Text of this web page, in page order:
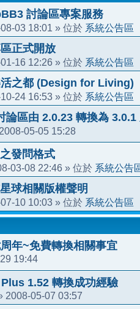
討論區專案服務
03 18:01 » 位於 系統公告區
正式開放
16 12:26 » 位於 系統公告區
之都 (Design for Living)
24 16:53 » 位於 系統公告區
區由 2.0.23 轉換為 3.0.1
2008-05-05 15:28
發問格式
03-08 22:46 » 位於 系統公告
球相關版權聲明
10 10:03 » 位於 系統公告區
年~免費轉換相關事宜
19:44
1.52 轉換成功經驗
2008-05-07 03:57